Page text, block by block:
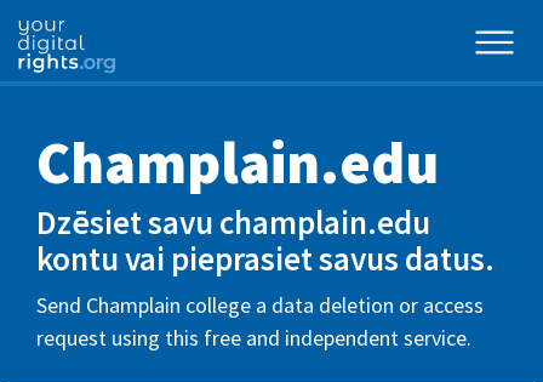
Champlain.edu
Dzēsiet savu champlain.edu
kontu vai pieprasiet savus datus.
Send Champlain college a data deletion or access
request using this free and independent service.